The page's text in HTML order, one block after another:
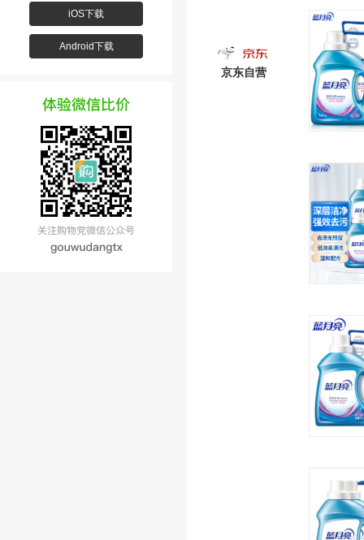
iOS下载
Android下载
京东自营